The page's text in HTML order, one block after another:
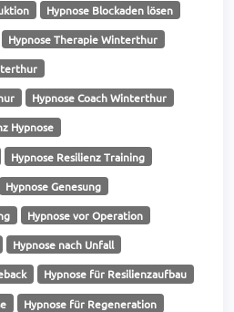
Hypnose Blockaden lösen
Hypnose Therapie Winterthur
Hypnose Coach Winterthur
Hypnose
Hypnose Resilienz Training
Hypnose Genesung
Hypnose vor Operation
Hypnose nach Unfall
Hypnose für Resilienzaufbau
Hypnose für Regeneration